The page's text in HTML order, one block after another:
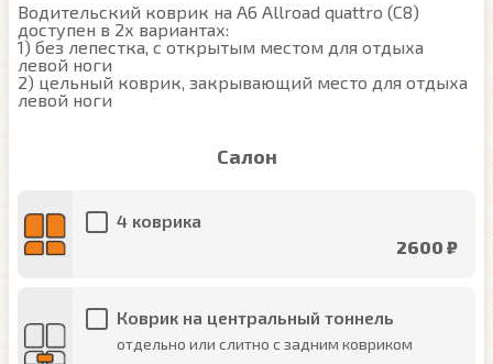
Водительский коврик на A6 Allroad quattro (C8)
доступен в 2х вариантах:
1) без лепестка, с открытым местом для отдыха
левой ноги
2) цельный коврик, закрывающий место для отдыха
левой ноги
Салон
4 коврика
2600 ₽
Коврик на центральный тоннель
отдельно или слитно с задним ковриком